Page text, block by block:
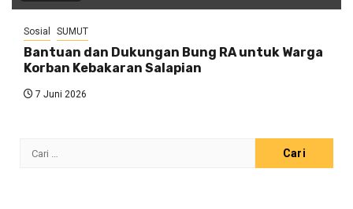
Sosial SUMUT
Bantuan dan Dukungan Bung RA untuk Warga
Korban Kebakaran Salapian
7 Juni 2026
Cari